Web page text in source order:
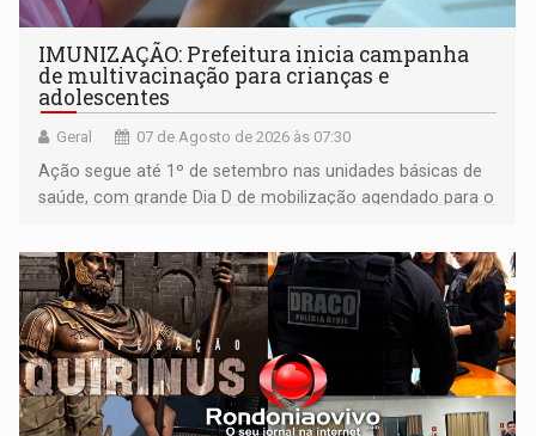
IMUNIZAÇÃO: Prefeitura inicia campanha
de multivacinação para crianças e
adolescentes
Geral 07 de Agosto de 2026 às 07:30
Ação segue até 1º de setembro nas unidades básicas de
saúde, com grande Dia D de mobilização agendado para o